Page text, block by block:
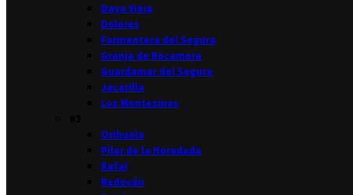
Daya Vieja
Dolores
Formentera del Segura
Granja de Rocamora
Guardamar del Segura
Jacarilla
Los Montesinos
Orihuela
Pilar de la Horadada
Rafal
Redován